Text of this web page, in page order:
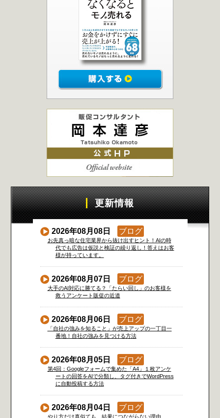
更新情報
2026年08月08日 ブログ
お先真っ暗な住宅業界から抜け出すヒント！AIの時
代でも広告は仮説と検証の繰り返し！答えはお客
様が持っています。
2026年08月07日 ブログ
大手のAI対応に勝てる？「たらい回し」のお客様を
救うアンケート販促の近道
2026年08月06日 ブログ
「自社の強みを知ること」が売上アップの一丁目一
番地！自社の強みを見つける方法
2026年08月05日 ブログ
第4回：Googleフォームで集めた「A4」１枚アンケ
ートの回答をAIで分類し、タグ付きでWordPress
に自動投稿する方法
2026年08月04日 ブログ
やり方だけ真似ても、結果につながらない理由